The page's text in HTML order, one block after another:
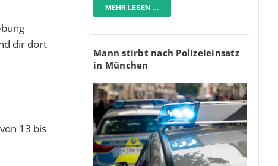
dir dort
13 bis
MEHR LESEN ...
Mann stirbt nach Polizeieinsatz
in München